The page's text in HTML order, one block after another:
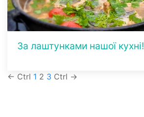
За лаштунками нашої кухні!
← Ctrl 1 2 3 Ctrl →